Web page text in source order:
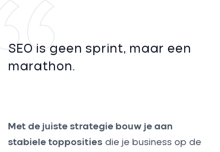
SEO is geen sprint, maar een
marathon.
Met de juiste strategie bouw je aan
stabiele topposities die je business op de